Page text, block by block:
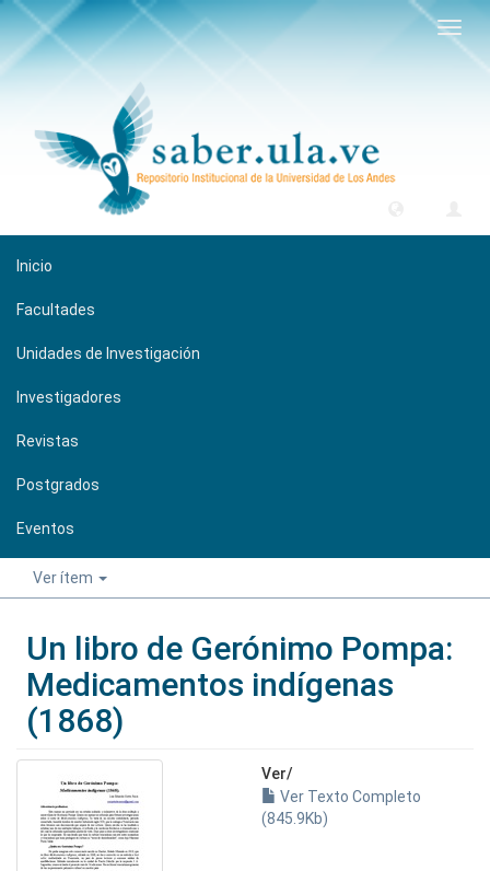
Inicio
Facultades
Unidades de Investigación
Investigadores
Revistas
Postgrados
Eventos
Ver ítem
Un libro de Gerónimo Pompa:
Medicamentos indígenas
(1868)
Ver/
Ver Texto Completo
(845.9Kb)